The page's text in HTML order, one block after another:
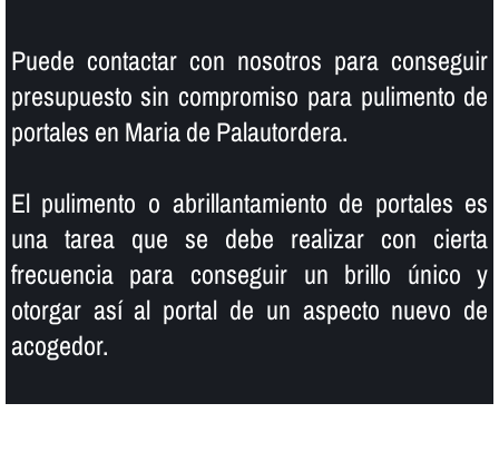
Puede contactar con nosotros para conseguir
presupuesto sin compromiso para pulimento de
portales en Maria de Palautordera.
El pulimento o abrillantamiento de portales es
una tarea que se debe realizar con cierta
frecuencia para conseguir un brillo único y
otorgar así­ al portal de un aspecto nuevo de
acogedor.